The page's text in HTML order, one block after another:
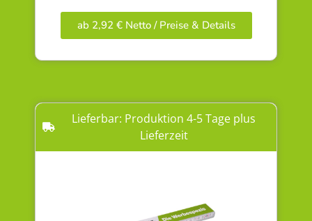
ab 2,92 € Netto / Preise & Details
Lieferbar: Produktion 4-5 Tage plus
Lieferzeit